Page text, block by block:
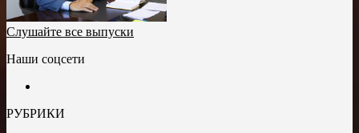
Слушайте все выпуски
Наши соцсети
РУБРИКИ